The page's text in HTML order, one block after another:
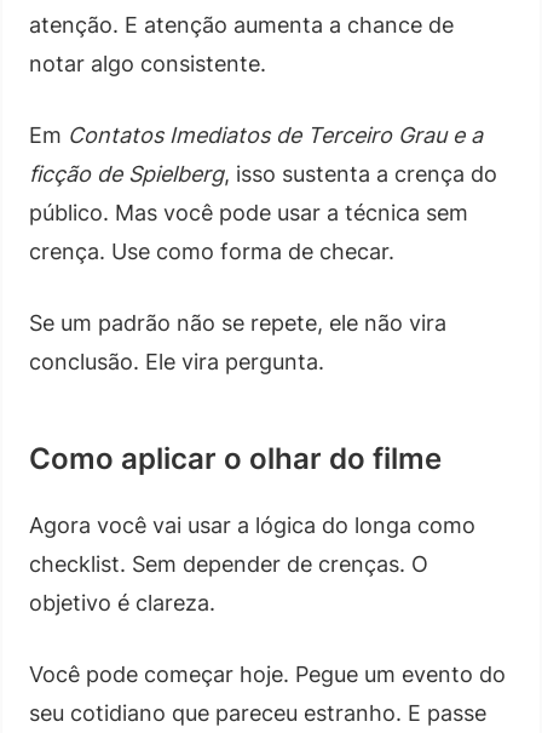
atenção. E atenção aumenta a chance de
notar algo consistente.
Em Contatos Imediatos de Terceiro Grau e a
ficção de Spielberg, isso sustenta a crença do
público. Mas você pode usar a técnica sem
crença. Use como forma de checar.
Se um padrão não se repete, ele não vira
conclusão. Ele vira pergunta.
Como aplicar o olhar do filme
Agora você vai usar a lógica do longa como
checklist. Sem depender de crenças. O
objetivo é clareza.
Você pode começar hoje. Pegue um evento do
seu cotidiano que pareceu estranho. E passe